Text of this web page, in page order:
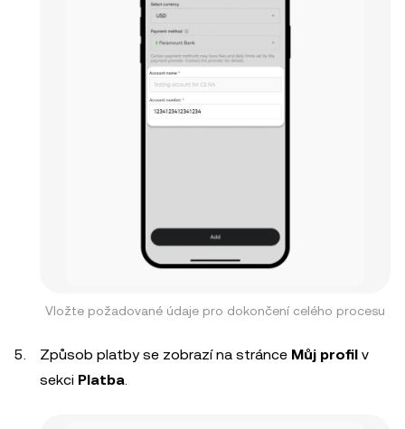
Vložte požadované údaje pro dokončení celého procesu
Způsob platby se zobrazí na stránce Můj profil v
sekci Platba.